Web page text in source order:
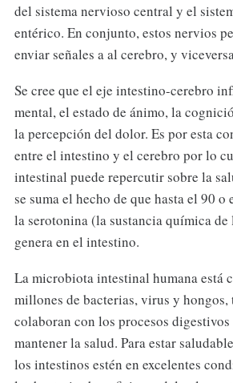
del sistema nervioso central y el
entérico. En conjunto, estos nervios
enviar señales a al cerebro, y
Se cree que el eje intestino-cerebro
mental, el estado de ánimo, la
la percepción del dolor. Es por esta
entre el intestino y el cerebro por lo
intestinal puede repercutir sobre la
se suma el hecho de que hasta el 90
la serotonina (la sustancia química
genera en el intestino.
La microbiota intestinal humana está
millones de bacterias, virus y hongos,
colaboran con los procesos
mantener la salud. Para estar
los intestinos estén en excelentes